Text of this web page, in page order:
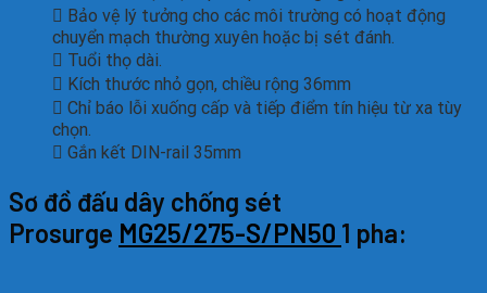
 Bảo vệ lý tưởng cho các môi trường có hoạt động
chuyển mạch thường xuyên hoặc bị sét đánh.
 Tuổi thọ dài.
 Kích thước nhỏ gọn, chiều rộng 36mm
 Chỉ báo lỗi xuống cấp và tiếp điểm tín hiệu từ xa tùy
chọn.
 Gắn kết DIN-rail 35mm
Sơ đồ đấu dây chống sét
Prosurge MG25/275-S/PN50 1 pha: